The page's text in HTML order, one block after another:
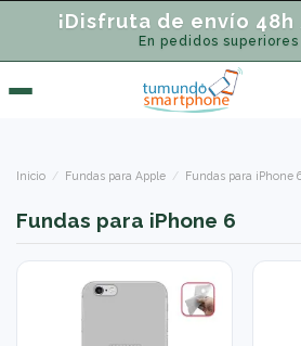
¡Disfruta de envío
En pedidos
Inicio Fundas para Apple Fundas para iPhone
Fundas para iPhone 6